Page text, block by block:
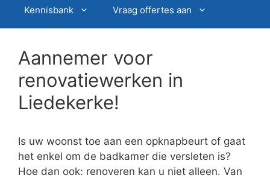
Kennisbank Vraag offertes aan
Aannemer voor
renovatiewerken in
Liedekerke!
Is uw woonst toe aan een opknapbeurt of gaat
het enkel om de badkamer die versleten is?
Hoe dan ook: renoveren kan u niet alleen. Van